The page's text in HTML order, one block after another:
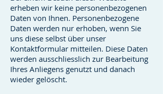
erheben wir keine personenbezogenen
Daten von Ihnen. Personenbezogene
Daten werden nur erhoben, wenn Sie
uns diese selbst über unser
Kontaktformular mitteilen. Diese Daten
werden ausschliesslich zur Bearbeitung
Ihres Anliegens genutzt und danach
wieder gelöscht.